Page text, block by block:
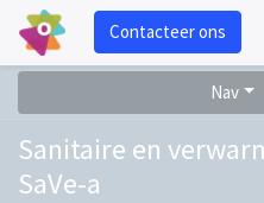
Contacteer ons
Nav
Sanitaire en
SaVe-a